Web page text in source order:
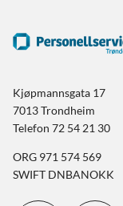
Kjøpmannsgata 17
7013 Trondheim
Telefon 72 54 21 30
ORG 971 574 569
SWIFT DNBANOKK